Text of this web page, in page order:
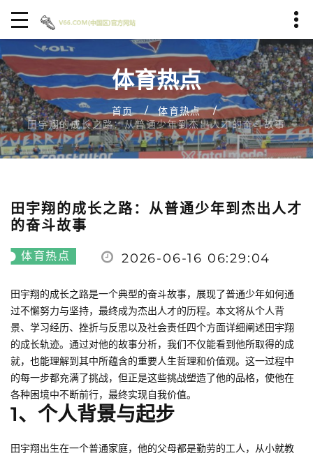
体育热点
首页
体育热点
田宇翔的成长之路：从普通少年到杰出人才的奋斗故事
田宇翔的成长之路：从普通少年到杰出人才
的奋斗故事
体育热点 2026-06-16 06:29:04
田宇翔的成长之路是一个典型的奋斗故事，展现了普通少年如何通
过不懈努力与坚持，最终成为杰出人才的历程。本文将从个人背
景、学习经历、挫折与反思以及社会责任四个方面详细阐述田宇翔
的成长轨迹。通过对他的故事分析，我们不仅能看到他所取得的成
就，也能理解到其中所蕴含的重要人生哲理和价值观。这一过程中
的每一步都充满了挑战，但正是这些挑战塑造了他的品格，使他在
各种困境中不断前行，最终实现自我价值。
1、个人背景与起步
田宇翔出生在一个普通家庭，他的父母都是勤劳的工人，从小就教